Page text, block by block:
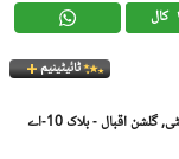
کال
ٹائیٹینیم
اقبال - بلاک 10-اے